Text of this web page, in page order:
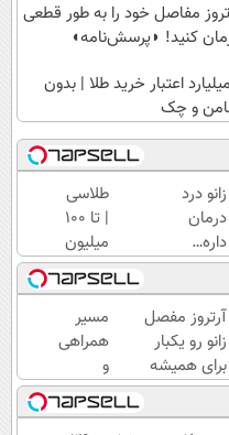
مفاصل خود را به طور قطعی
کنید! ◗پرسش‌نامه◖
۱ میلیارد اعتبار خرید طلا | بدون
و چک
زانو درد
درمان
داره…
چرا
هنوز
داری
بهش
ظلم
می‌کنی؟
طلاسی
| تا 100
میلیون
وام
آنی
خرید
طلا💰
ثبت
نام
کن!
آرتروز مفصل
زانو رو یکبار
برای همیشه
درمان کن!
◗پرسش‌نامه◖
مسیر
همراهی
و
گزارش
عملکرد